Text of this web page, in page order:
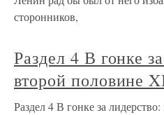
сторонников,
Раздел 4 В гонке
второй половине
Раздел 4 В гонке за